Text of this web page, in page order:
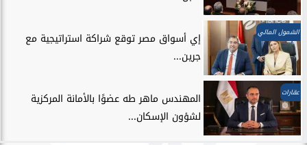
الشمول المالي
إي أسواق مصر توقع شراكة استراتيجية مع
جرين...
عقارات
المهندس ماهر طه عضوًا بالأمانة المركزية
لشؤون الإسكان...